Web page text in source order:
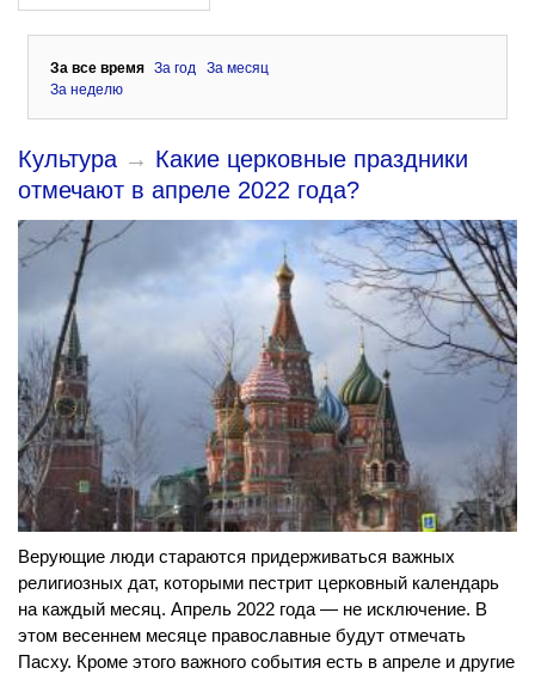
За все время За год
За месяц
За неделю
Культура → Какие церковные праздники
отмечают в апреле 2022 года?
Верующие люди стараются придерживаться важных
религиозных дат, которыми пестрит церковный календарь
на каждый месяц. Апрель 2022 года — не исключение. В
этом весеннем месяце православные будут отмечать
Пасху. Кроме этого важного события есть в апреле и другие